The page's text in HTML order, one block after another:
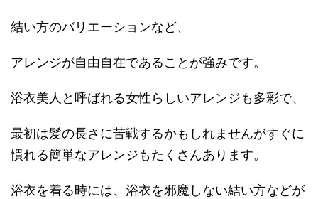
結い方のバリエーションなど、
アレンジが自由自在であることが強みです。
浴衣美人と呼ばれる女性らしいアレンジも多彩で、
最初は髪の長さに苦戦するかもしれませんがすぐに
慣れる簡単なアレンジもたくさんあります。
浴衣を着る時には、浴衣を邪魔しない結い方などが